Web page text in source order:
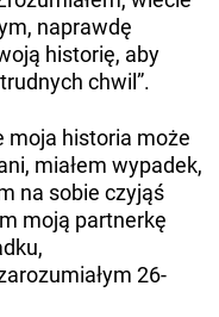
naprawdę
historię, aby
chwil”.
moja historia może
miałem wypadek,
na sobie czyjąś
moją partnerkę
26-